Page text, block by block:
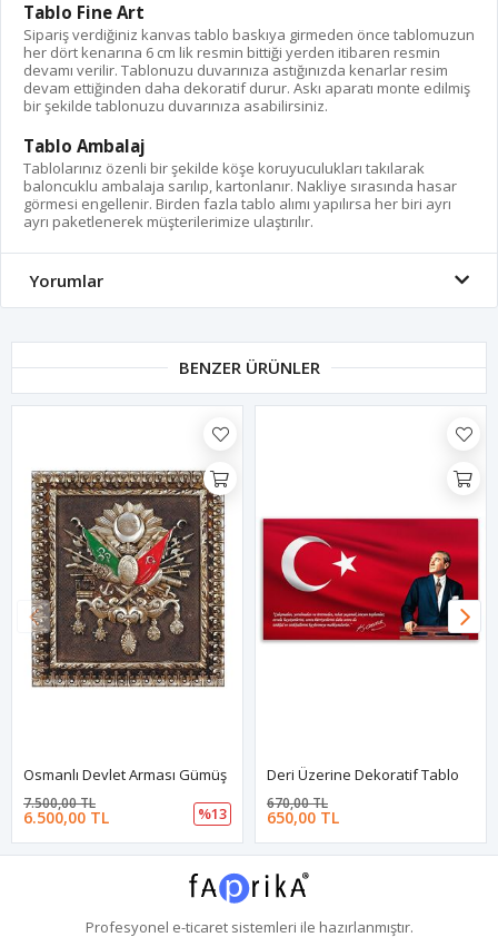
Tablo Fine Art
Sipariş verdiğiniz kanvas tablo baskıya girmeden önce tablomuzun
her dört kenarına 6 cm lik resmin bittiği yerden itibaren resmin
devamı verilir. Tablonuzu duvarınıza astığınızda kenarlar resim
devam ettiğinden daha dekoratif durur. Askı aparatı monte edilmiş
bir şekilde tablonuzu duvarınıza asabilirsiniz.
Tablo Ambalaj
Tablolarınız özenli bir şekilde köşe koruyuculukları takılarak
baloncuklu ambalaja sarılıp, kartonlanır. Nakliye sırasında hasar
görmesi engellenir. Birden fazla tablo alımı yapılırsa her biri ayrı
ayrı paketlenerek müşterilerimize ulaştırılır.
Yorumlar
BENZER ÜRÜNLER
Osmanlı Devlet Arması Gümüş
6.500,00 TL
7.500,00 TL
%13
Deri Üzerine Dekoratif Tablo
650,00 TL
670,00 TL
Profesyonel e-ticaretsistemleri ile hazırlanmıştır.